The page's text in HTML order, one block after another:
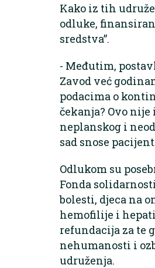
Kako iz tih
odluke,
sredstva”.
- Međutim,
Zavod već
podacima o
čekanja? Ovo
neplanskog i
sad snose
Odlukom su
Fonda
bolesti, djeca na
hemofilije i
refundacija za te
nehumanosti i
udruženja.